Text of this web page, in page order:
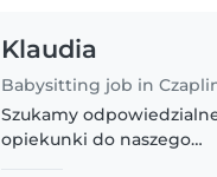
Klaudia
Szukamy
opiekunki do naszego